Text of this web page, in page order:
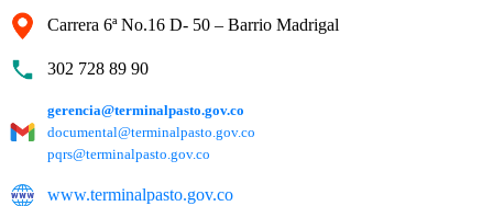
Carrera 6ª No.16 D- 50 – Barrio Madrigal
302 728 89 90
gerencia@terminalpasto.gov.co
documental@terminalpasto.gov.co
pqrs@terminalpasto.gov.co
www.terminalpasto.gov.co